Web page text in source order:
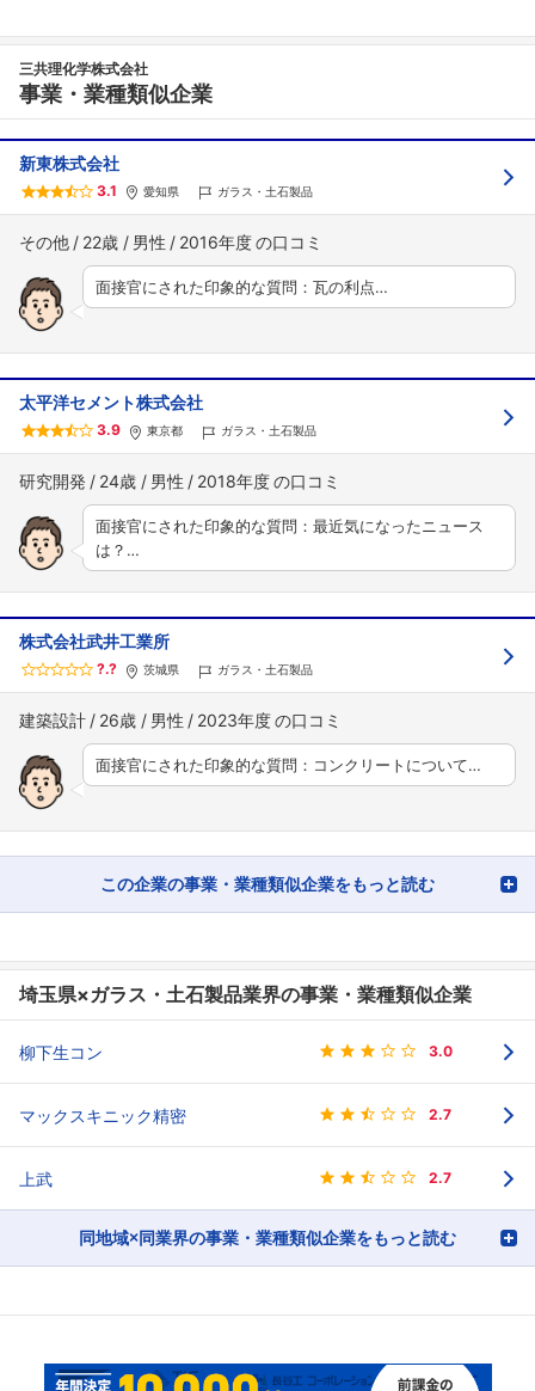
三共理化学株式会社
事業・業種類似企業
新東株式会社
3.1 愛知県 ガラス・土石製品
その他 22歳 男性 2016年度
面接官にされた印象的な質問：瓦の利点…
太平洋セメント株式会社
3.9 東京都 ガラス・土石製品
研究開発 24歳 男性 2018年度
面接官にされた印象的な質問：最近気になったニュース
は？…
株式会社武井工業所
?.? 茨城県 ガラス・土石製品
建築設計 26歳 男性 2023年度
面接官にされた印象的な質問：コンクリートについて…
この企業の事業・業種類似企業をもっと読む
埼玉県×ガラス・土石製品業界の事業・業種類似企業
柳下生コン 3.0
マックスキニック精密 2.7
上武 2.7
同地域×同業界の事業・業種類似企業をもっと読む